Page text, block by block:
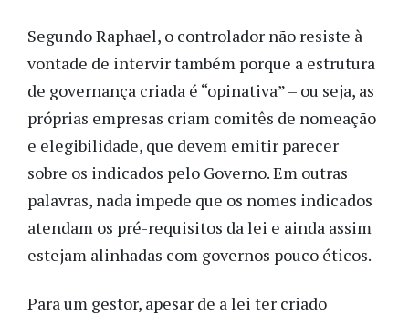
Segundo Raphael, o controlador não resiste à
vontade de intervir também porque a estrutura
de governança criada é “opinativa” – ou seja, as
próprias empresas criam comitês de nomeação
e elegibilidade, que devem emitir parecer
sobre os indicados pelo Governo. Em outras
palavras, nada impede que os nomes indicados
atendam os pré-requisitos da lei e ainda assim
estejam alinhadas com governos pouco éticos.
Para um gestor, apesar de a lei ter criado